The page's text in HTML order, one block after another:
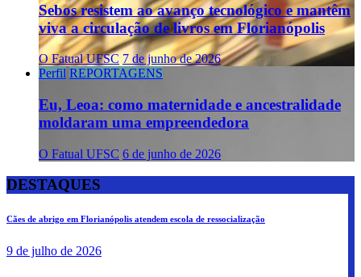
Sebos resistem ao avanço tecnológico e mantêm
viva a circulação de livros em Florianópolis
O Fatual UFSC 7 de junho de 2026
Perfil REPORTAGENS
Eu, Leoa: como maternidade e ancestralidade
moldaram uma empreendedora
O Fatual UFSC 6 de junho de 2026
DESTAQUES
Cães de abrigo em Florianópolis atendem escola de ressocialização
9 de julho de 2026